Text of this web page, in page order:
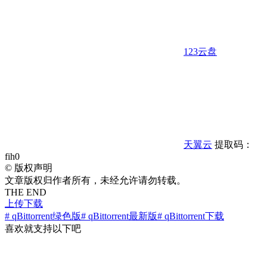
123云盘
天翼云 提取码：
fih0
© 版权声明
文章版权归作者所有，未经允许请勿转载。
THE END
上传下载
# qBittorrent绿色版# qBittorrent最新版# qBittorrent下载
喜欢就支持以下吧